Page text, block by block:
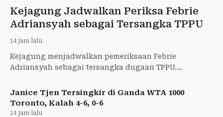
Kejagung Jadwalkan Periksa Febrie
Adriansyah sebagai Tersangka TPPU
14 jam lalu
Kejagung menjadwalkan pemeriksaan Febrie
Adriansyah sebagai tersangka dugaan TPPU.
Janice Tjen Tersingkir di Ganda WTA 1000
Toronto, Kalah 4-6, 0-6
14 jam lalu